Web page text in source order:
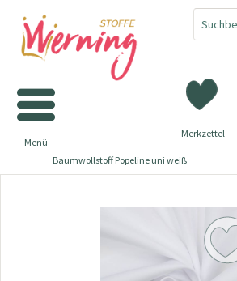
Merkzettel
Menü
Baumwollstoff Popeline uni weiß